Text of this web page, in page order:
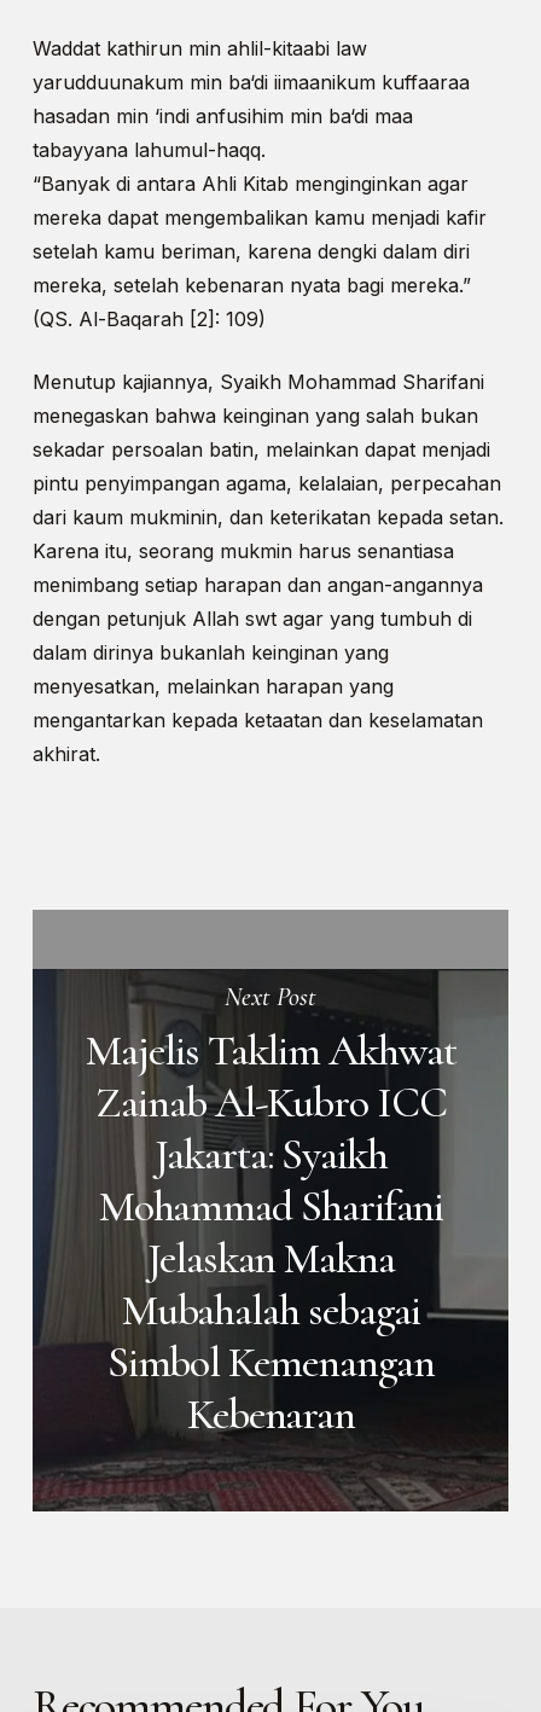
Waddat kathirun min ahlil-kitaabi law
yarudduunakum min ba‘di iimaanikum kuffaaraa
hasadan min ‘indi anfusihim min ba‘di maa
tabayyana lahumul-haqq.
“Banyak di antara Ahli Kitab menginginkan agar
mereka dapat mengembalikan kamu menjadi kafir
setelah kamu beriman, karena dengki dalam diri
mereka, setelah kebenaran nyata bagi mereka.”
(QS. Al-Baqarah [2]: 109)
Menutup kajiannya, Syaikh Mohammad Sharifani
menegaskan bahwa keinginan yang salah bukan
sekadar persoalan batin, melainkan dapat menjadi
pintu penyimpangan agama, kelalaian, perpecahan
dari kaum mukminin, dan keterikatan kepada setan.
Karena itu, seorang mukmin harus senantiasa
menimbang setiap harapan dan angan-angannya
dengan petunjuk Allah swt agar yang tumbuh di
dalam dirinya bukanlah keinginan yang
menyesatkan, melainkan harapan yang
mengantarkan kepada ketaatan dan keselamatan
akhirat.
Next Post
Majelis Taklim Akhwat
Zainab Al-Kubro ICC
Jakarta: Syaikh
Mohammad Sharifani
Jelaskan Makna
Mubahalah sebagai
Simbol Kemenangan
Kebenaran